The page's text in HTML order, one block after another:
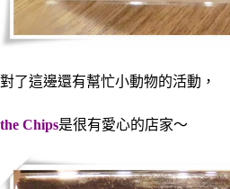
對了這邊還有幫忙小動物的活動，
the Chips是很有愛心的店家～